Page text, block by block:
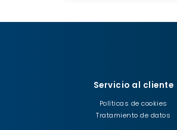
Servicio al cliente
Políticas de cookies
Tratamiento de datos